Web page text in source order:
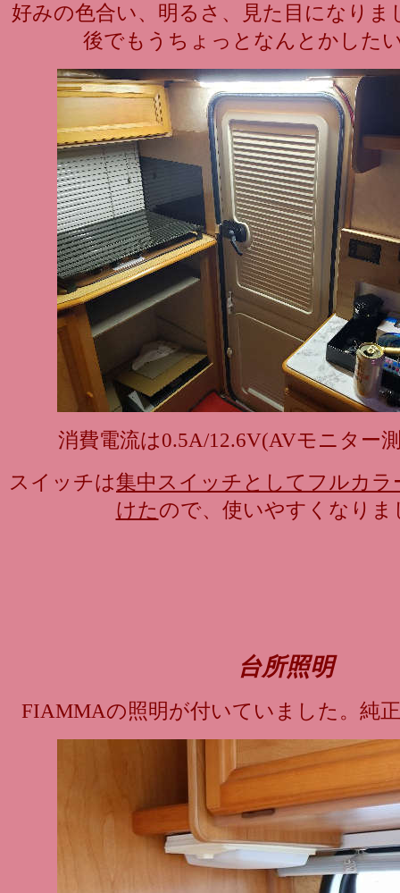
好みの色合い、明るさ、見た目になりま
後でもうちょっとなんとかした
消費電流は0.5A/12.6V(AVモニター
スイッチは集中スイッチとしてフルカ
けた ので、使いやすくなりま
台所照明
FIAMMAの照明が付いていました。純